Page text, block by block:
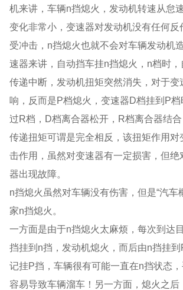
机来讲，车辆n挡熄火，发动机转速从怠
变化非常小，变速器对发动机没有任何反
受冲击，n挡熄火也就不会对车辆发动机
速器来讲，自动挡车挂n挡熄火，n档时
传递中断，发动机扭矩突然消失，对于变
响，反而是P档熄火，变速器D档挂到P
过R档，D档离合器松开，R档离合器结
传递扭矩可谓是完全相反，该扭矩作用对
击作用，虽然对变速器有一定损害，但绝
器出现故障。
n挡熄火虽然对车辆没有伤害，但是“汽车
家n挡熄火。
一方面是由于n挡熄火太麻烦，每次到达
挡挂到n挡，发动机熄火，而后由n挡挂
记挂P挡，车辆很有可能一直在n挡状态
容易导致车辆溜车！另一方面，熄火之后